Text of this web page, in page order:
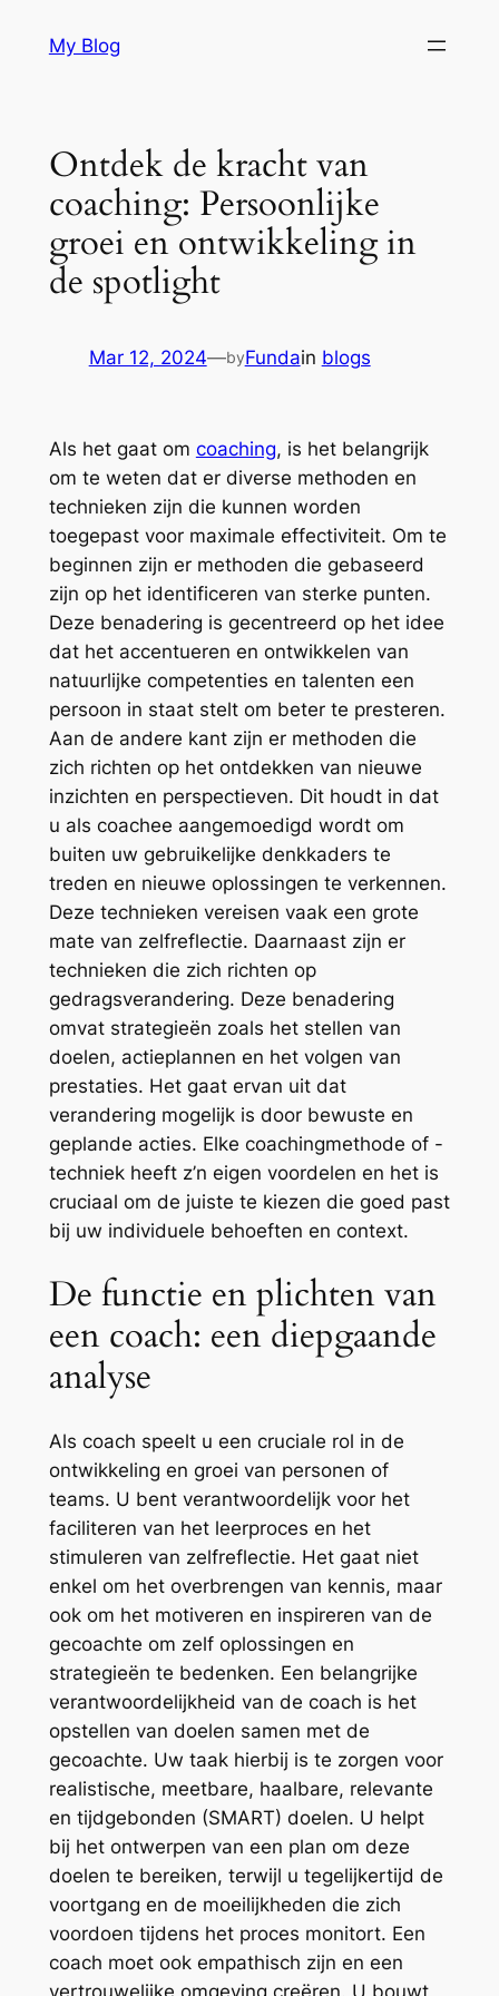
My Blog
Ontdek de kracht van
coaching: Persoonlijke
groei en ontwikkeling in
de spotlight
Mar 12, 2024—byFundain blogs
Als het gaat om coaching, is het belangrijk
om te weten dat er diverse methoden en
technieken zijn die kunnen worden
toegepast voor maximale effectiviteit. Om te
beginnen zijn er methoden die gebaseerd
zijn op het identificeren van sterke punten.
Deze benadering is gecentreerd op het idee
dat het accentueren en ontwikkelen van
natuurlijke competenties en talenten een
persoon in staat stelt om beter te presteren.
Aan de andere kant zijn er methoden die
zich richten op het ontdekken van nieuwe
inzichten en perspectieven. Dit houdt in dat
u als coachee aangemoedigd wordt om
buiten uw gebruikelijke denkkaders te
treden en nieuwe oplossingen te verkennen.
Deze technieken vereisen vaak een grote
mate van zelfreflectie. Daarnaast zijn er
technieken die zich richten op
gedragsverandering. Deze benadering
omvat strategieën zoals het stellen van
doelen, actieplannen en het volgen van
prestaties. Het gaat ervan uit dat
verandering mogelijk is door bewuste en
geplande acties. Elke coachingmethode of -
techniek heeft z’n eigen voordelen en het is
cruciaal om de juiste te kiezen die goed past
bij uw individuele behoeften en context.
De functie en plichten van
een coach: een diepgaande
analyse
Als coach speelt u een cruciale rol in de
ontwikkeling en groei van personen of
teams. U bent verantwoordelijk voor het
faciliteren van het leerproces en het
stimuleren van zelfreflectie. Het gaat niet
enkel om het overbrengen van kennis, maar
ook om het motiveren en inspireren van de
gecoachte om zelf oplossingen en
strategieën te bedenken. Een belangrijke
verantwoordelijkheid van de coach is het
opstellen van doelen samen met de
gecoachte. Uw taak hierbij is te zorgen voor
realistische, meetbare, haalbare, relevante
en tijdgebonden (SMART) doelen. U helpt
bij het ontwerpen van een plan om deze
doelen te bereiken, terwijl u tegelijkertijd de
voortgang en de moeilijkheden die zich
voordoen tijdens het proces monitort. Een
coach moet ook empathisch zijn en een
vertrouwelijke omgeving creëren. U bouwt